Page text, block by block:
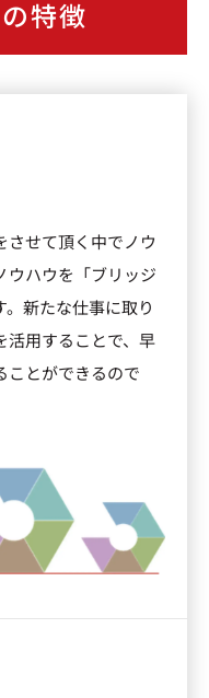
特徴
させて頂く中でノウ
ウハウを「ブリッジ
新たな仕事に取り
活用することで、早
ことができるので